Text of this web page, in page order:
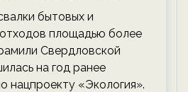
— новости
бытовых и
площадью более
Свердловской
на год ранее
нацпроекту «Экология».